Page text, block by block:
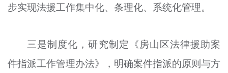
步实现法援工作集中化、条理化、系统化管理。
三是制度化，研究制定《房山区法律援助案
件指派工作管理办法》，明确案件指派的原则与方